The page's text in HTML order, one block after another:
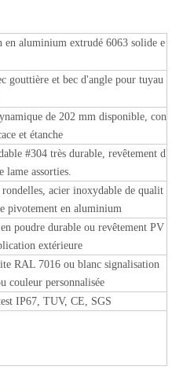
en aluminium extrudé 6063 solide e
gouttière et bec d'angle pour tuyau
de 202 mm disponible, con
et étanche
#304 très durable, revêtement d
lame assorties.
rondelles, acier inoxydable de qualit
pivotement en aluminium
poudre durable ou revêtement PV
extérieure
RAL 7016 ou blanc signalisation
couleur personnalisée
IP67, TUV, CE, SGS